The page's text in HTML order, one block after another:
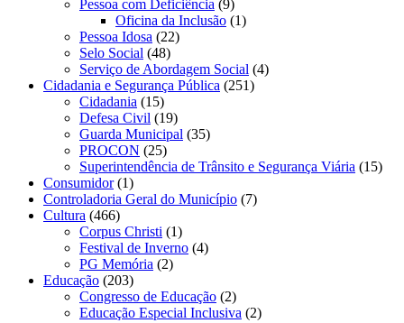
Pessoa com Deficiência (9)
Oficina da Inclusão (1)
Pessoa Idosa (22)
Selo Social (48)
Serviço de Abordagem Social (4)
Cidadania e Segurança Pública (251)
Cidadania (15)
Defesa Civil (19)
Guarda Municipal (35)
PROCON (25)
Superintendência de Trânsito e Segurança Viária (15)
Consumidor(1)
Controladoria Geral do Município (7)
Cultura (466)
Corpus Christi (1)
Festival de Inverno (4)
PG Memória (2)
Educação (203)
Congresso de Educação (2)
Educação Especial Inclusiva (2)